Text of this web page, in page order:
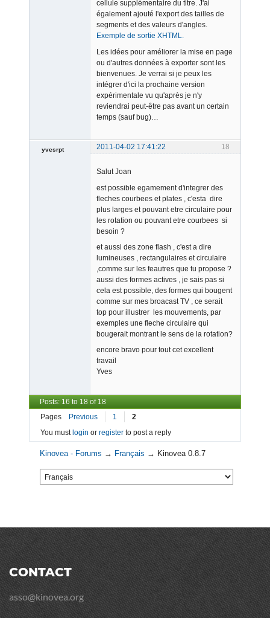
cellule supplémentaire du titre. J'ai
également ajouté l'export des tailles de
segments et des valeurs d'angles.
Exemple de sortie XHTML.
Les idées pour améliorer la mise en page
ou d'autres données à exporter sont les
bienvenues. Je verrai si je peux les
intégrer d'ici la prochaine version
expérimentale vu qu'après je n'y
reviendrai peut-être pas avant un certain
temps (sauf bug)…
18
yvesrpt
2011-04-02 17:41:22
Salut Joan
est possible egamement d'integrer des
fleches courbees et plates , c'esta dire
plus larges et pouvant etre circulaire pour
les rotation ou pouvant etre courbees si
besoin ?
et aussi des zone flash , c'est a dire
lumineuses , rectangulaires et circulaire
,comme sur les feautres que tu propose ?
aussi des formes actives , je sais pas si
cela est possible, des formes qui bougent
comme sur mes broacast TV , ce serait
top pour illustrer les mouvements, par
exemples une fleche circulaire qui
bougerait montrant le sens de la rotation?
encore bravo pour tout cet excellent
travail
Yves
Posts: 16 to 18 of 18
Pages
Previous 1
2
You must login or register to post a reply
Kinovea - Forums → Français → Kinovea 0.8.7
CONTACT
asso@kinovea.org